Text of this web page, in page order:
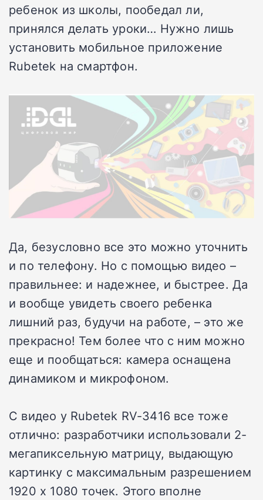
ребенок из школы, пообедал ли,
принялся делать уроки… Нужно лишь
установить мобильное приложение
Rubetek на смартфон.
Да, безусловно все это можно уточнить
и по телефону. Но с помощью видео –
правильнее: и надежнее, и быстрее. Да
и вообще увидеть своего ребенка
лишний раз, будучи на работе, – это же
прекрасно! Тем более что с ним можно
еще и пообщаться: камера оснащена
динамиком и микрофоном.
С видео у Rubetek RV-3416 все тоже
отлично: разработчики использовали 2-
мегапиксельную матрицу, выдающую
картинку с максимальным разрешением
1920 х 1080 точек. Этого вполне